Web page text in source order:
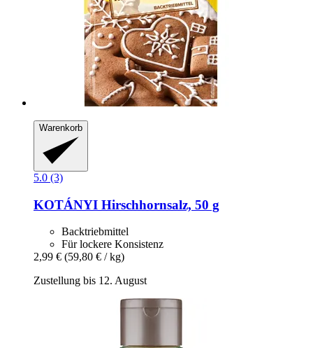
Warenkorb
5.0 (3)
KOTÁNYI Hirschhornsalz, 50 g
Backtriebmittel
Für lockere Konsistenz
2,99 € (59,80 € / kg)
Zustellung bis 12. August